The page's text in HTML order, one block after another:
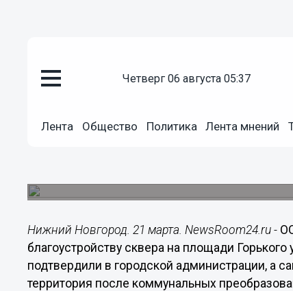
четверг 06 августа 05:37
Лента Общество Политика Лента мнений
Площадь Горького осветят
Нижний Новгород. 21 марта. NewsRoom24.ru -
благоустройству сквера на площади
подтвердили в городской администрации, а
территория после коммунальных